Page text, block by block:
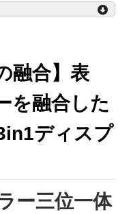
融合】表
を融合した
ディスプ
ー三位一体